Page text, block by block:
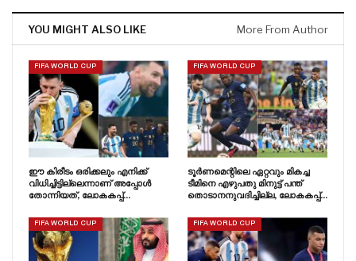
YOU MIGHT ALSO LIKE More From Author
FIFA WORLD CUP
ഈ കിരീടം ഒരിക്കലും എനിക്ക്
വിധിച്ചിട്ടില്ലെന്നാണ് അപ്പോൾ
തോന്നിയത്, ലോകകപ്പ്…
FIFA WORLD CUP
ടൂർണമെന്റിലെ ഏറ്റവും മികച്ച
ടീമിനെ എഴുപതു മിനുട്ട് പന്ത്
തൊടാനനുവദിച്ചില്ല, ലോകകപ്പ്…
FIFA WORLD CUP FIFA WORLD CUP